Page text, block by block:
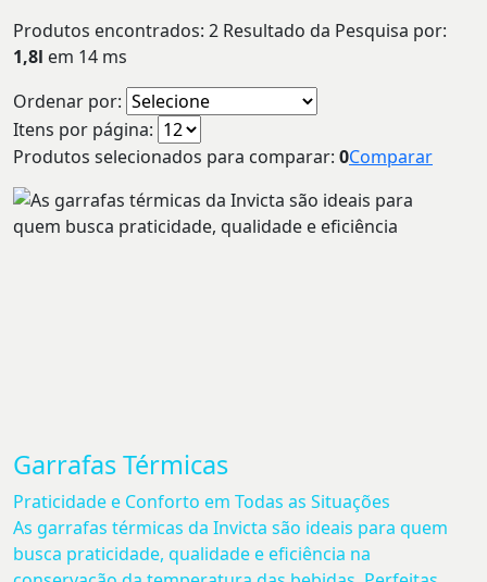
Produtos encontrados: 2 Resultado da Pesquisa por:
1,8l em 14 ms
Ordenar por:
Itens por página:
Produtos selecionados para comparar: 0Comparar
Garrafas Térmicas
Praticidade e Conforto em Todas as Situações
As garrafas térmicas da Invicta são ideais para quem
busca praticidade, qualidade e eficiência na